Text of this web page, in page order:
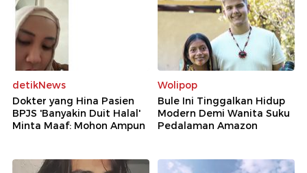
detikNews
Dokter yang Hina Pasien
BPJS 'Banyakin Duit Halal'
Minta Maaf: Mohon Ampun
Wolipop
Bule Ini Tinggalkan Hidup
Modern Demi Wanita Suku
Pedalaman Amazon